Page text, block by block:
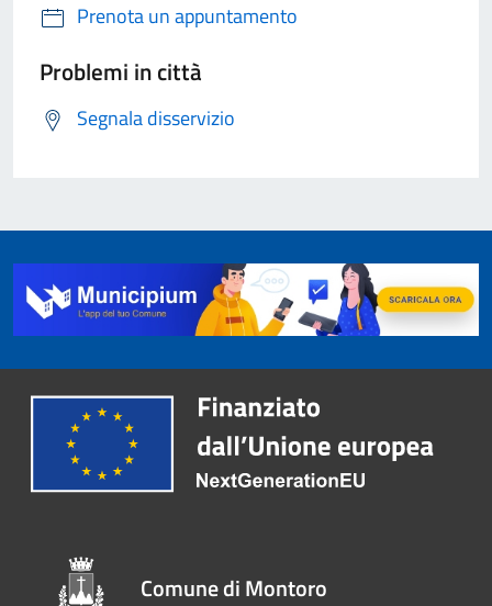
Prenota un appuntamento
Problemi in città
Segnala disservizio
Comune di Montoro